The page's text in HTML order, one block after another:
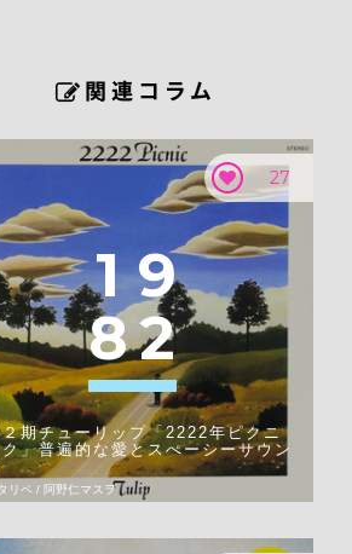
27
1 9
82
期チューリップ「2222年ピクニ
」普遍的な愛とスぺーシーサウン
リベ / 阿野仁マスヲ